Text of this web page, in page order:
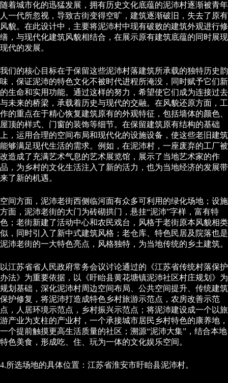
随着城市化的迅猛发展，拥有历史文化底蕴的泥沛村逐渐被青年
人一代所忽视，导致古街变得空旷，建筑逐渐破旧，失去了原有
风貌。在此设计中，主要将泥沛村中现有破败的建筑外观进行修
缮，与现代化建筑风貌相结合，在展示原有建筑底蕴的同时展现
现代的发展。
我们的核心目标在于保留这些泥沛村落建筑所承载的独特历史韵
味，保证泥沛的特色文化不被时代进程所淹没，同时赋予它们新
的生命和实用功能。通过这样的努力，希望使它们成为连接过去
与未来的桥梁，承载着历史与现代的交融。在风貌还原方面，工
作的重点在于精心恢复建筑原有的外观特征，包括墙体的颜色、
屋顶的样式、门窗的装饰等细节。在保留建筑原有结构的基础
上，运用合理的空间布局和现代化的设施设备，使这些老旧建筑
能够满足现代生活的需求。例如，在泥沛村，一座废弃的工厂被
改造成了充满艺术气息的艺术展览馆，展示了当地艺术家的作
品，为乡村的文化生活注入了新的活力，也为当地经济的发展带
来了新的机遇。
空间方面，泥沛老街西侧临河面有众多可利用的绿化场地；设施
方面，泥沛老街的大门为砖砌拱门，悬挂“泥沛”字样，富有特
色；老街新建了活动中心和农民戏台，风格于老街原本风貌相类
似，同时引入了新中式建筑风格；老仓库、特色民居及院落也是
泥沛老街的一大特色亮点，风格独特，为当地传统的乡土建筑。
以江苏省省人民政府常务会议讨论通过的《江苏省传统村落保护
办法》为重要依据，以《盱眙县黄花塘镇泥沛社区村庄规划》为
规划基础，深化泥沛村周边空间布局、公共空间提升、传统建筑
保护修复，将泥沛打造成特色乡村旅游示范点，农房改善示范
点，人居环境示范点，乡村振兴示范点；将泥沛建设成一个以旅
游产业为支柱的产业村，一个承接城市居民乡村特色的康养地，
一个提前触摸更高生活质量的社区；溯源“泥沛大集”，结合本地
特色美食，形成吃、住、玩为一体的文化娱乐空间。
4.所选场地的具体位置：江苏省淮安市盱眙县泥沛村。